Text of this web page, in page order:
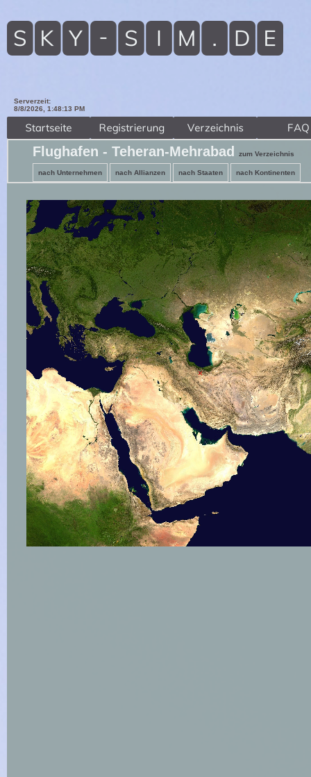
Serverzeit:
8/8/2026, 1:48:14 PM
Flughafen - Teheran-Mehrabad zum Verzeichnis
nach Unternehmen nach Allianzen nach Staaten nach Kontinenten